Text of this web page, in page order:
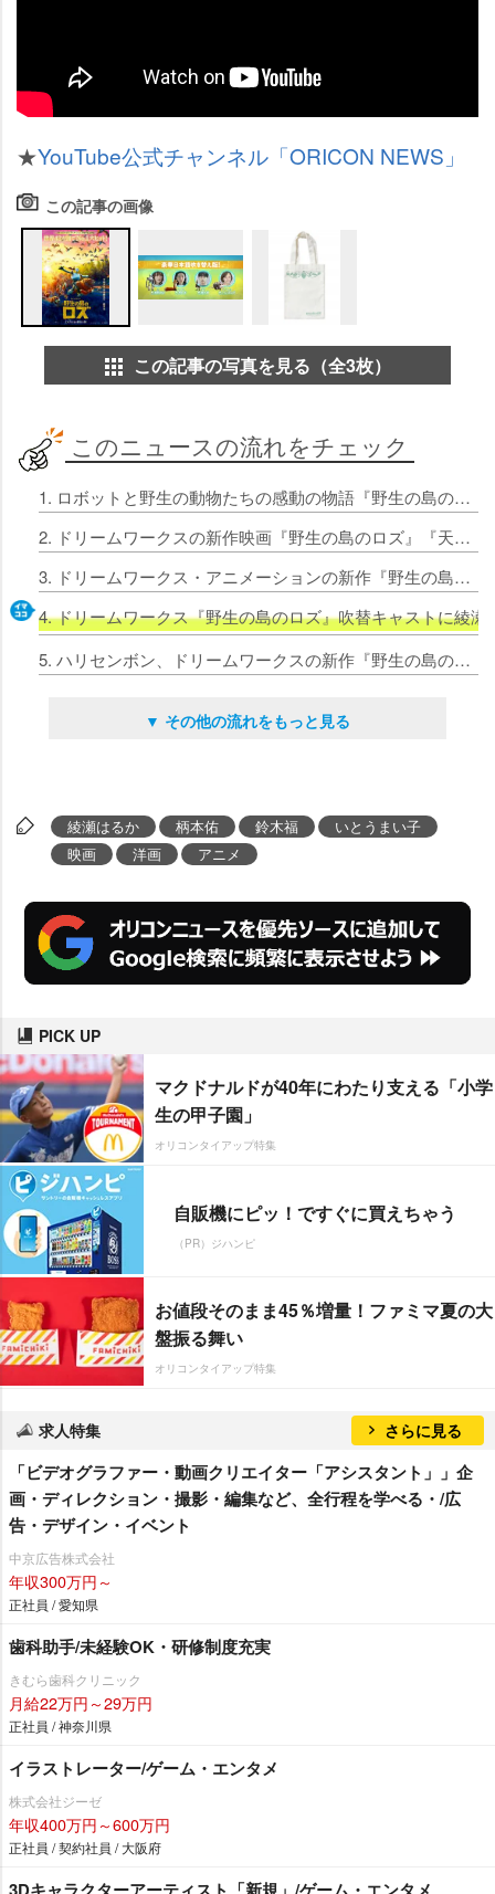
★YouTube公式チャンネル「ORICON NEWS」
この記事の画像
この記事の写真を見る（全3枚）
このニュースの流れをチェック
1. ロボットと野生の動物たちの感動の物語『野生の島のロズ』公開決定
2. ドリームワークスの新作映画『野生の島のロズ』『天空の城ラピュタ』のロボット兵から影響
3. ドリームワークス・アニメーションの新作『野生の島のロズ』壮大な冒険が動き出す予告編解禁
4. ドリームワークス『野生の島のロズ』吹替キャストに綾
5. ハリセンボン、ドリームワークスの新作『野生の島のロズ』宣伝アンバサダーに就任
▼ その他の流れをもっと見る
綾瀬はるか 柄本佑 鈴木福
いとうまい子
映画
洋画 アニメ
PICK UP
マクドナルドが40年にわたり支える「小学
生の甲子園」
オリコンタイアップ特集
自販機にピッ！ですぐに買えちゃう
（PR）ジハンピ
お値段そのまま45％増量！ファミマ夏の大
盤振る舞い
オリコンタイアップ特集
求人特集 さらに見る
「ビデオグラファー・動画クリエイター「アシスタント」」企
画・ディレクション・撮影・編集など、全行程を学べる・/広
告・デザイン・イベント
中京広告株式会社
年収300万円～
正社員 / 愛知県
歯科助手/未経験OK・研修制度充実
きむら歯科クリニック
月給22万円～29万円
正社員 / 神奈川県
イラストレーター/ゲーム・エンタメ
株式会社ジーゼ
年収400万円～600万円
正社員 / 契約社員 / 大阪府